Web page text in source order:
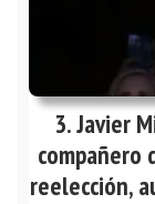
Javier
compañero
reelección,